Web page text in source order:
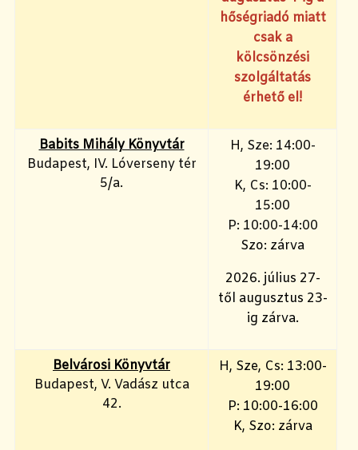
hőségriadó miatt
csak a
kölcsönzési
szolgáltatás
érhető el!
Babits Mihály Könyvtár
Budapest, IV. Lóverseny tér
5/a.
H, Sze: 14:00-
19:00
K, Cs: 10:00-
15:00
P: 10:00-14:00
Szo: zárva
2026. július 27-
től augusztus 23-
ig zárva.
Belvárosi Könyvtár
Budapest, V. Vadász utca
42.
H, Sze, Cs: 13:00-
19:00
P: 10:00-16:00
K, Szo: zárva